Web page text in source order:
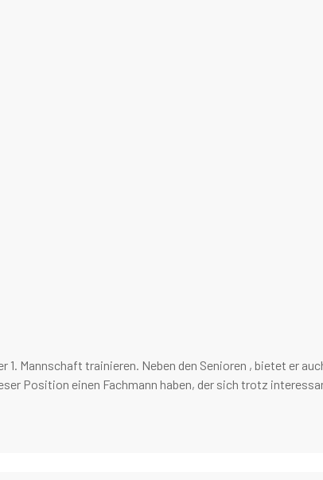
Mannschaft trainieren. Neben den Senioren , bietet er
Position einen Fachmann haben, der sich trotz